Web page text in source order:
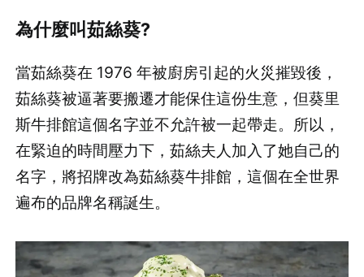
為什麼叫茹絲葵?
當茹絲葵在 1976 年被廚房引起的火災摧毀後，
茹絲葵被逼著要搬遷才能保住這份生意，但葵里
斯牛排館這個名字並不允許被一起帶走。所以，
在緊迫的時間壓力下，茹絲夫人加入了她自己的
名字，將招牌改為茹絲葵牛排館，這個在全世界
遍布的品牌名稱誕生。